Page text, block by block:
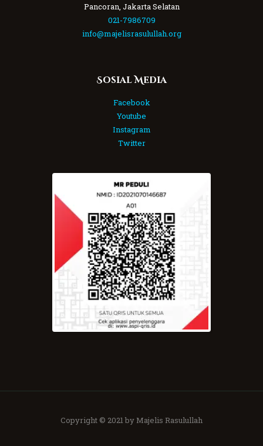
Pancoran, Jakarta Selatan
021-7986709
info@majelisrasulullah.org
Sosial Media
Facebook
Youtube
Instagram
Twitter
Copyright © 2021 by Majelis Rasulullah